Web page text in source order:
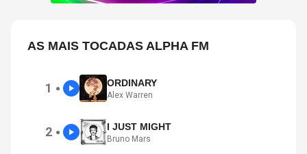
AS MAIS TOCADAS ALPHA FM
1 ● ORDINARY
Alex Warren
2 ● I JUST MIGHT
Bruno Mars